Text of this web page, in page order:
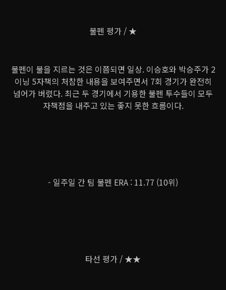
불펜 평가 / ★
불펜이 불을 지르는 것은 이쯤되면 일상. 이승호와 박승주가 2
이닝 5자책의 처참한 내용을 보여주면서 7회 경기가 완전히
넘어가 버렸다. 최근 두 경기에서 기용한 불펜 투수들이 모두
자책점을 내주고 있는 좋지 못한 흐름이다.
- 일주일 간 팀 불펜 ERA : 11.77 (10위)
타선 평가 / ★★